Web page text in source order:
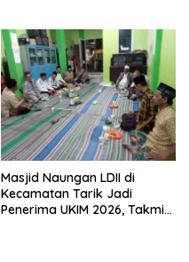
Masjid Naungan LDII di
Kecamatan Tarik Jadi
Penerima UKIM 2026, Takmir